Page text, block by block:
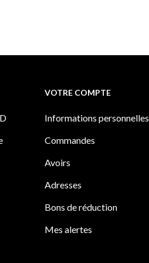
VOTRE COMPTE
Informations personnelles
Commandes
Avoirs
Adresses
Bons de réduction
Mes alertes